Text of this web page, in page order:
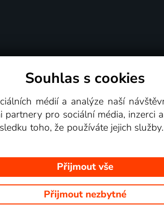
Videotéka
Souhlas s cookies
médií a analýze naší
pro sociální média,
toho, že používáte jejich
Přijmout vše
Přijmout nezbytné